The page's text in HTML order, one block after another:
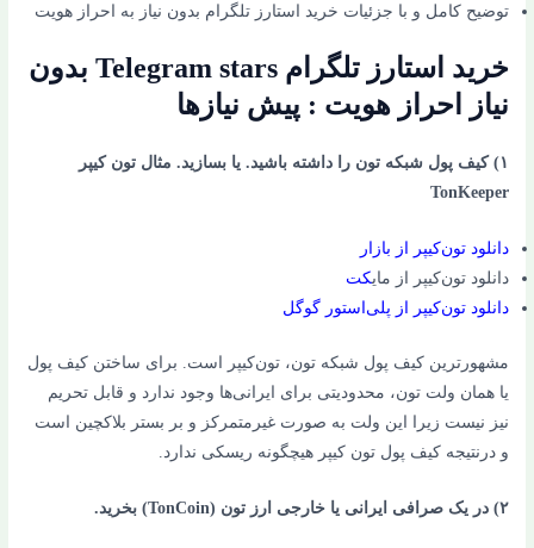
توضیح کامل و با جزئیات خرید استارز تلگرام بدون نیاز به احراز هویت
خرید استارز تلگرام Telegram stars بدون
نیاز احراز هویت : پیش نیازها
۱) کیف پول شبکه تون را داشته باشید. یا بسازید. مثال تون کیپر
TonKeeper
دانلود تون‌کیپر از بازار
دانلود تون‌کیپر از مایکت
دانلود تون‌کیپر از پلی‌استور گوگل
مشهورترین کیف پول شبکه تون، تون‌کیپر است. برای ساختن کیف پول
یا همان ولت تون، محدودیتی برای ایرانی‌ها وجود ندارد و قابل تحریم
نیز نیست زیرا این ولت به صورت غیرمتمرکز و بر بستر بلاکچین است
و درنتیجه کیف پول تون کیپر هیچگونه ریسکی ندارد.
۲) در یک صرافی ایرانی یا خارجی ارز تون (TonCoin) بخرید.